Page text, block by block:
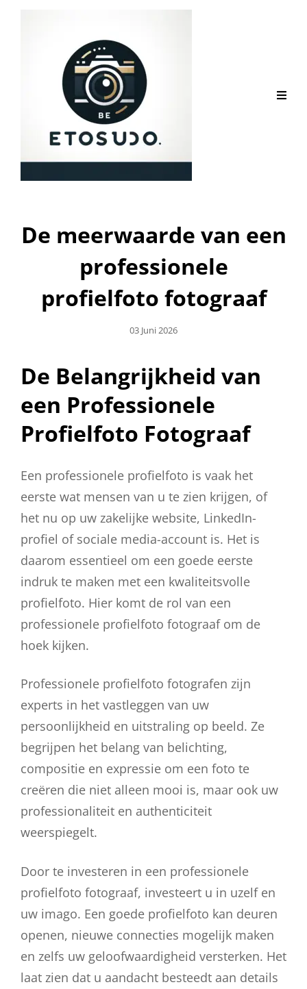
De meerwaarde van een
professionele
profielfoto fotograaf
Geplaatst
03 Juni 2026
De Belangrijkheid van
een Professionele
Profielfoto Fotograaf
Een professionele profielfoto is vaak het
eerste wat mensen van u te zien krijgen, of
het nu op uw zakelijke website, LinkedIn-
profiel of sociale media-account is. Het is
daarom essentieel om een goede eerste
indruk te maken met een kwaliteitsvolle
profielfoto. Hier komt de rol van een
professionele profielfoto fotograaf om de
hoek kijken.
Professionele profielfoto fotografen zijn
experts in het vastleggen van uw
persoonlijkheid en uitstraling op beeld. Ze
begrijpen het belang van belichting,
compositie en expressie om een foto te
creëren die niet alleen mooi is, maar ook uw
professionaliteit en authenticiteit
weerspiegelt.
Door te investeren in een professionele
profielfoto fotograaf, investeert u in uzelf en
uw imago. Een goede profielfoto kan deuren
openen, nieuwe connecties mogelijk maken
en zelfs uw geloofwaardigheid versterken. Het
laat zien dat u aandacht besteedt aan details